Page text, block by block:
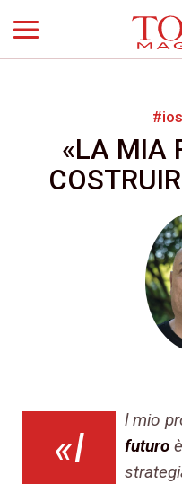
«LA MIA
«I
l mio
futuro